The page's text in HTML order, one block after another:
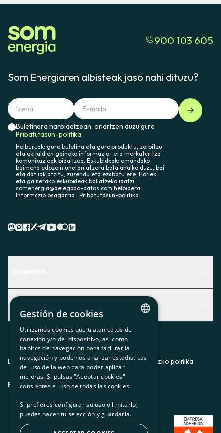
900 103 605
Som Energiaren albisteak jaso nahi dituzu?
Buletinera harpidetzean, onartzen duzu gure
Pribatutasun-politika
Helburuak: gure buletina eta gure produktu, zerbitzu
eta ekitaldien gaineko informazio- eta merkataritza-
komunikazioak bidaltzea. Eskubideak: emandako
baimena edozein unetan atzera bota ahalko duzu, bai
eta datuak atzitu, zuzendu eta ezabatu ere. Horiek
eta gainerako eskubideak baliatzeko idatzi
somenergia@delegado-datos.com helbidera.
Informazio osagarria: Pribatutasun-politika
Aurkitu zerbitzurik egokiena zuretzat
Contacto
Albisteak
Bazkideen txokoa
Prentsa
Gurekin lan egin
Lege-oharraPribatutasun-politikaCookieei buruzko politika
ES CAGLEU
CATALAN
SPANISH
GL
BASQUE
Gestión de cookies
Utilizamos cookies que tratan datos de
conexión y/o del dispositivo, así como
hábitos de navegación para facilitar la
navegación y podemos analizar estadísticas
del uso de la web para poder aplicar
mejoras. Si pulsas "Aceptar cookies"
consientes el uso de todas las cookies.
Si prefieres configurar su uso o limitarlo,
puedes hacer tu selección y guardarla.